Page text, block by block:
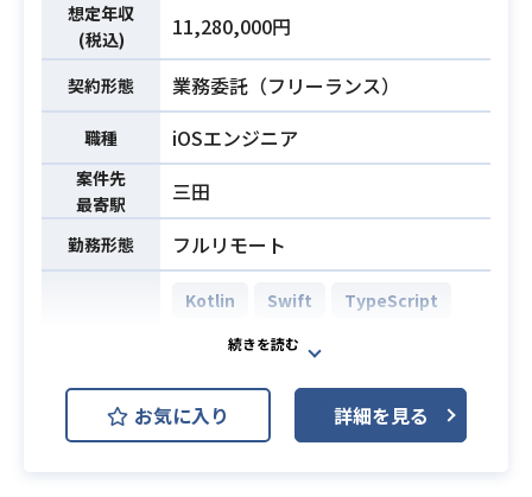
業務内容
す。
・外部パートナーからの連絡確認お
よび社内関係部署への連携・調整、
各種システムへの登録・設定作業
・カスタマーサポートからの問い合
わせの一次受けおよび関連部署への
エスカレーション
・既存の業務フローの可視化・分析
による課題特定、および業務移管や
フロー変更の調整・実行
・手動オペレーションの自動化・効
率化の企画・推進、および業務手順
書の新規作成・更新
※詳細は面談時にお伝えします。
想定年収
(税込)
11,280,000円
契約形態 業務委託（フリーランス）
職種 iOSエンジニア
案件先
最寄駅
三田
勤務形態 フルリモート
開発環境
Kotlin Swift
TypeScript
AWS DynamoDB (Amazon Dynam
AWS (Amazon Web Services)
AWS Lambda
AWS S3
お気に入り 詳細を見る